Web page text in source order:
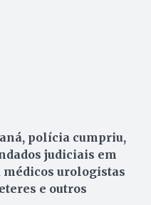
polícia cumpriu,
judiciais em
médicos urologistas
e outros